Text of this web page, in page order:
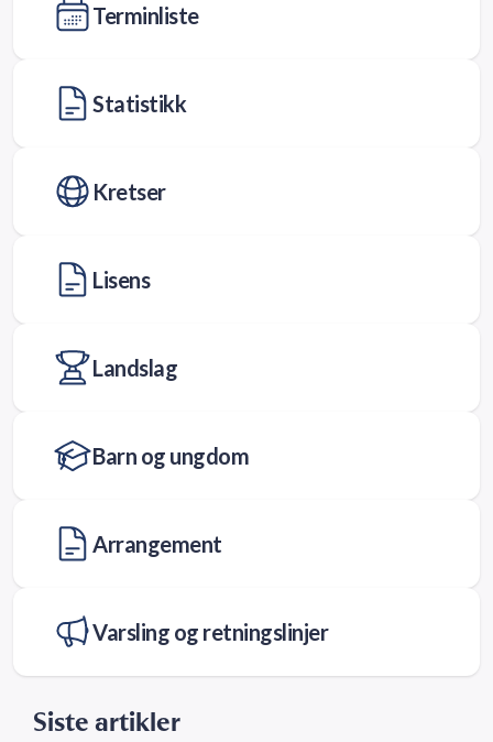
Terminliste
Statistikk
Kretser
Lisens
Landslag
Barn og ungdom
Arrangement
Varsling og retningslinjer
Siste artikler